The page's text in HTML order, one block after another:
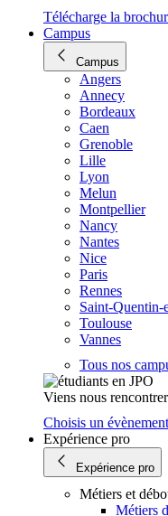
Télécharge la
Campus
Campus
Angers
Annecy
Bordeaux
Caen
Grenoble
Lille
Lyon
Melun
Montpellier
Nancy
Nantes
Nice
Paris
Rennes
Saint-Quentin-
Toulouse
Vannes
Tous nos
Viens nous rencontrer
Choisis un évènement
Expérience pro
Expérience pro
Métiers et
Métiers